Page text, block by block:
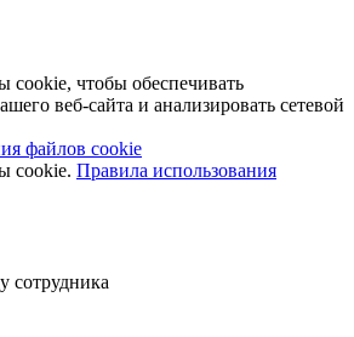
чтобы обеспечивать
веб-сайта и анализировать сетевой
файлов cookie
cookie. Правила использования
сотрудника